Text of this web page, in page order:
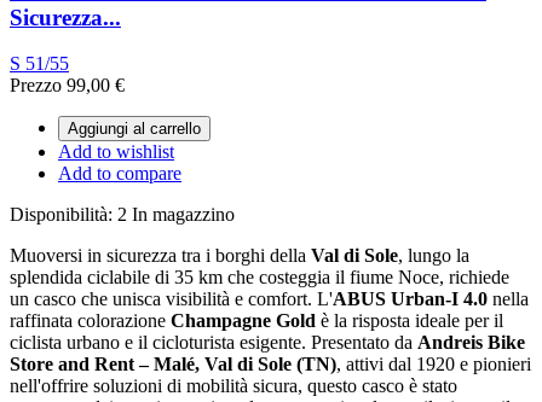
Sicurezza...
S 51/55
Prezzo 99,00 €
Aggiungi al carrello
Add to wishlist
Add to compare
Disponibilità: 2 In magazzino
Muoversi in sicurezza tra i borghi della Val di Sole, lungo la
splendida ciclabile di 35 km che costeggia il fiume Noce, richiede
un casco che unisca visibilità e comfort. L'ABUS Urban-I 4.0 nella
raffinata colorazione Champagne Gold è la risposta ideale per il
ciclista urbano e il cicloturista esigente. Presentato da Andreis Bike
Store and Rent – Malé, Val di Sole (TN), attivi dal 1920 e pionieri
nell'offrire soluzioni di mobilità sicura, questo casco è stato